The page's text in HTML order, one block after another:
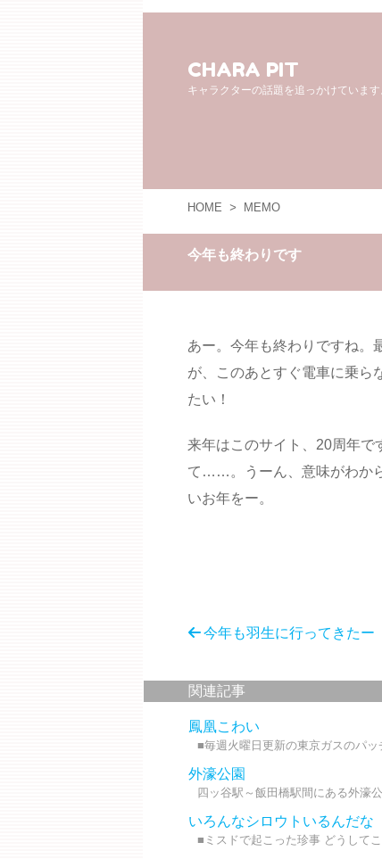
CHARA PIT
キャラクターの話題を追っかけています
HOME > MEMO
今年も終わりです
あー。今年も終わりですね。
が、このあとすぐ電車に乗ら
たい！
来年はこのサイト、20周年で
て……。うーん、意味がわか
いお年をー。
今年も羽生に行ってきたー
関連記事
鳳凰こわい
■毎週火曜日更新の東京ガスのパ
外濠公園
四ッ谷駅～飯田橋駅間にある外濠
いろんなシロウトいるんだな
■ミスドで起こった珍事 どうして